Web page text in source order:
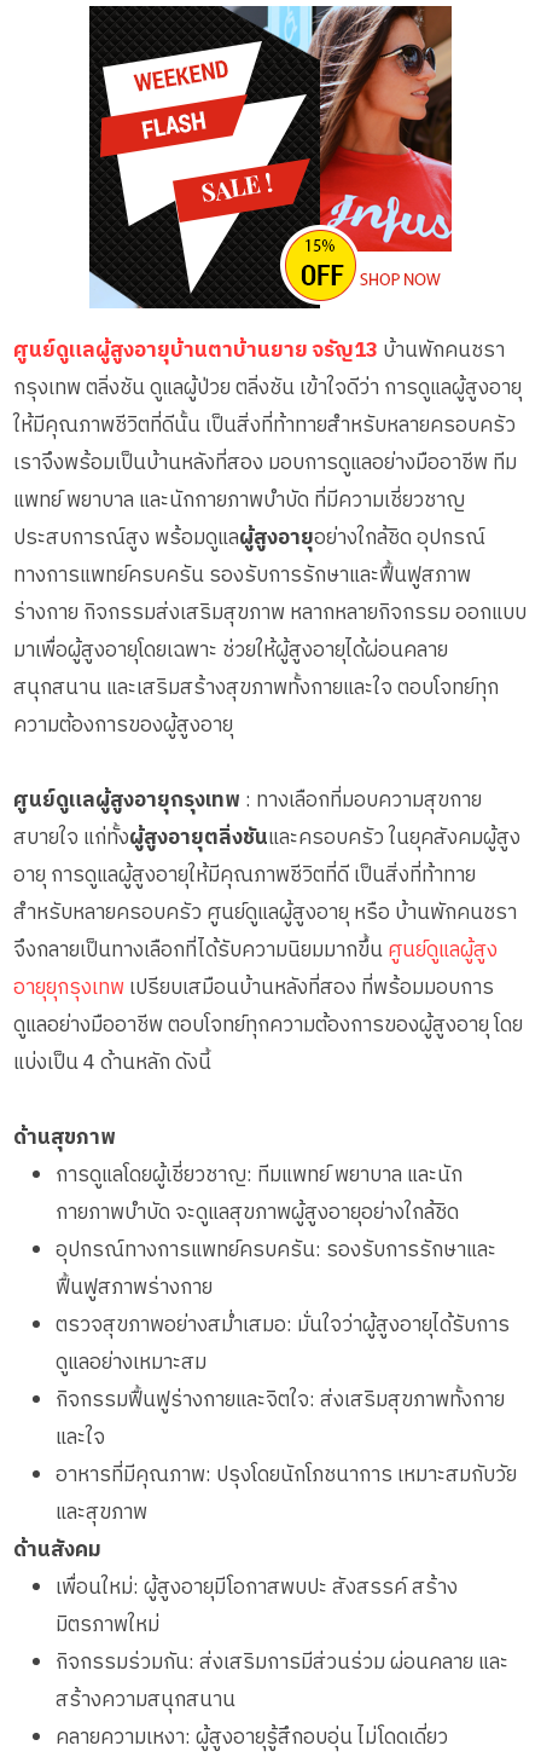
ศูนย์ดูแลผู้สูงอายุบ้านตาบ้านยาย จรัญ13 บ้านพักคนชรา
กรุงเทพ ตลิ่งชัน ดูแลผู้ป่วย ตลิ่งชัน เข้าใจดีว่า การดูแลผู้สูงอายุ
ให้มีคุณภาพชีวิตที่ดีนั้น เป็นสิ่งที่ท้าทายสำหรับหลายครอบครัว
เราจึงพร้อมเป็นบ้านหลังที่สอง มอบการดูแลอย่างมืออาชีพ ทีม
แพทย์ พยาบาล และนักกายภาพบำบัด ที่มีความเชี่ยวชาญ
ประสบการณ์สูง พร้อมดูแลผู้สูงอายุอย่างใกล้ชิด อุปกรณ์
ทางการแพทย์ครบครัน รองรับการรักษาและฟื้นฟูสภาพ
ร่างกาย กิจกรรมส่งเสริมสุขภาพ หลากหลายกิจกรรม ออกแบบ
มาเพื่อผู้สูงอายุโดยเฉพาะ ช่วยให้ผู้สูงอายุได้ผ่อนคลาย
สนุกสนาน และเสริมสร้างสุขภาพทั้งกายและใจ ตอบโจทย์ทุก
ความต้องการของผู้สูงอายุ
ศูนย์ดูแลผู้สูงอายุกรุงเทพ : ทางเลือกที่มอบความสุขกาย
สบายใจ แก่ทั้งผู้สูงอายุตลิ่งชันและครอบครัว ในยุคสังคมผู้สูง
อายุ การดูแลผู้สูงอายุให้มีคุณภาพชีวิตที่ดี เป็นสิ่งที่ท้าทาย
สำหรับหลายครอบครัว ศูนย์ดูแลผู้สูงอายุ หรือ บ้านพักคนชรา
จึงกลายเป็นทางเลือกที่ได้รับความนิยมมากขึ้นศูนย์ดูแลผู้สูง
อายุยุกรุงเทพเปรียบเสมือนบ้านหลังที่สอง ที่พร้อมมอบการ
ดูแลอย่างมืออาชีพ ตอบโจทย์ทุกความต้องการของผู้สูงอายุ โดย
แบ่งเป็น 4 ด้านหลัก ดังนี้
ด้านสุขภาพ
การดูแลโดยผู้เชี่ยวชาญ: ทีมแพทย์ พยาบาล และนัก
กายภาพบำบัด จะดูแลสุขภาพผู้สูงอายุอย่างใกล้ชิด
อุปกรณ์ทางการแพทย์ครบครัน: รองรับการรักษาและ
ฟื้นฟูสภาพร่างกาย
ตรวจสุขภาพอย่างสม่ำเสมอ: มั่นใจว่าผู้สูงอายุได้รับการ
ดูแลอย่างเหมาะสม
กิจกรรมฟื้นฟูร่างกายและจิตใจ: ส่งเสริมสุขภาพทั้งกาย
และใจ
อาหารที่มีคุณภาพ: ปรุงโดยนักโภชนาการ เหมาะสมกับวัย
และสุขภาพ
ด้านสังคม
เพื่อนใหม่: ผู้สูงอายุมีโอกาสพบปะ สังสรรค์ สร้าง
มิตรภาพใหม่
กิจกรรมร่วมกัน: ส่งเสริมการมีส่วนร่วม ผ่อนคลาย และ
สร้างความสนุกสนาน
คลายความเหงา: ผู้สูงอายุรู้สึกอบอุ่น ไม่โดดเดี่ยว